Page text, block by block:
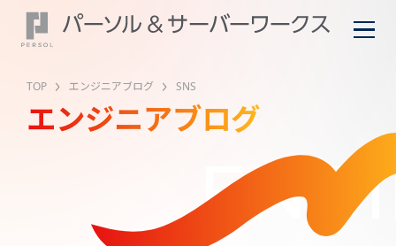
TOP エンジニアブログ SNS
エンジニアブログ